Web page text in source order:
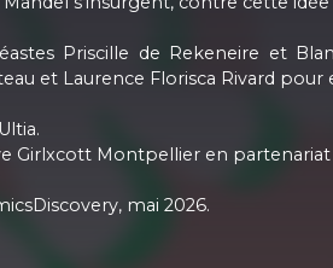
Priscille de Rekeneire et
et Laurence Florisca Rivard
Girlxcott Montpellier en partenariat
mai 2026.